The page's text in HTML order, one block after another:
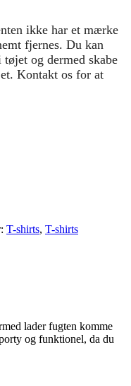
ikke har et mærke
fjernes. Du kan
og dermed skabe
Kontakt os for at
T-shirts, T-shirts
lader fugten komme
og funktionel, da du